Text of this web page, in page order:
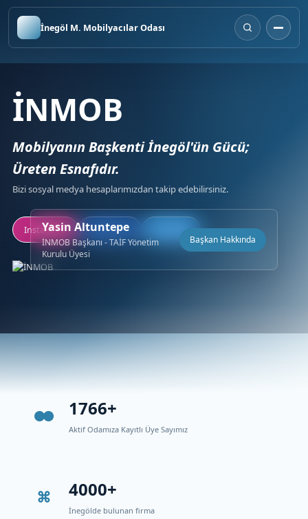
İnegöl M. Mobilyacılar Odası
İNMOB
Mobilyanın Başkenti İnegöl'ün Gücü;
Üreten Esnafıdır.
Bizi sosyal medya hesaplarımızdan takip edebilirsiniz.
Instagram Facebook LinkedIn
Yasin Altuntepe
İNMOB Başkanı - TAİF Yönetim
Kurulu Üyesi
Başkan Hakkında
1766+
Aktif Odamıza Kayıtlı Üye Sayımız
4000+
İnegölde bulunan firma